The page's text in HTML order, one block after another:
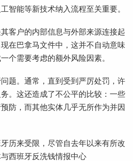
智能等新技术纳入流程至关重要。
客户的内部信息与外部来源连接起
在巴拿马文件中，这并不自动意味
个需要考虑的额外风险因素。
题。通常，直到受到严厉处罚，许
。这还造成了不公平的比较：一些
防，而其他实体几乎无所作为并因
历来受限，尽管自去年以来有所改
西班牙反洗钱情报中心